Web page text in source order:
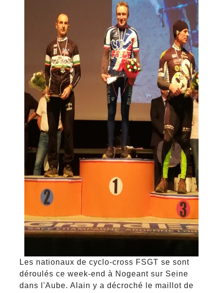
Les nationaux de cyclo-cross FSGT se sont
déroulés ce week-end à Nogeant sur Seine
dans l'Aube. Alain y a décroché le maillot de